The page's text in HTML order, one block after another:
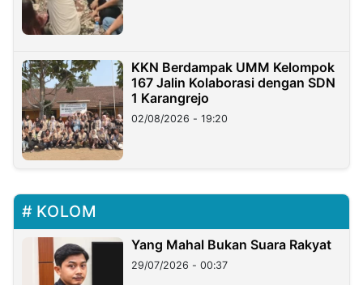
KKN Berdampak UMM Kelompok
167 Jalin Kolaborasi dengan SDN
1 Karangrejo
02/08/2026 - 19:20
KOLOM
Yang Mahal Bukan Suara Rakyat
29/07/2026 - 00:37